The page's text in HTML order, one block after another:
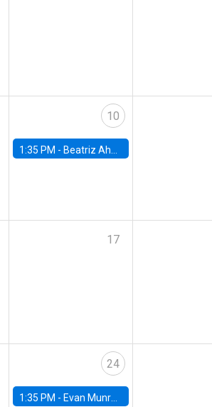
10
1:35 PM - Beatriz Ahumada, PhD candidate, Universidad de Pittsburgh
17
24
1:35 PM - Evan Munro, Neyman Visiting Assistant Professor in the Department of Statistics at UC Berkeley